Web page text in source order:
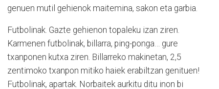
genuen mutil gehienok maitemina, sakon eta garbia.
Futbolinak. Gazte gehienon topaleku izan ziren.
Karmenen futbolinak, billarra, ping-ponga… gure
txanponen kutxa ziren. Billarreko makinetan, 2,5
zentimoko txanpon mitiko haiek erabiltzan genituen!
Futbolinak, apartak. Norbaitek aurkitu ditu inon bi